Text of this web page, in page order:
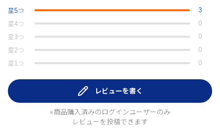
星5つ
3
星4つ
0
星 3つ
0
星 2つ
0
星 1つ 0
レビューを書く
※商品購入済みのログインユーザーのみ
レビューを投稿できます